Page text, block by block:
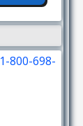
1-800-698-